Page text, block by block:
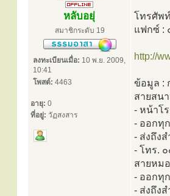
หลับอยุ่
สมาชิกระดับ 19
ลงทะเบียนเมื่อ: 10 พ.ย. 2009,
10:41
โพสต์: 4463
อายุ: 0
ที่อยู่: วัฏสงสาร
โทรศัพ
แฟกซ์ :
http://
ข้อมูล :
สายสน
- หน้าโ
- ออกทุ
- ส่งถึง
- โทร.
สายหม
- ออกทุ
- ส่งถึง